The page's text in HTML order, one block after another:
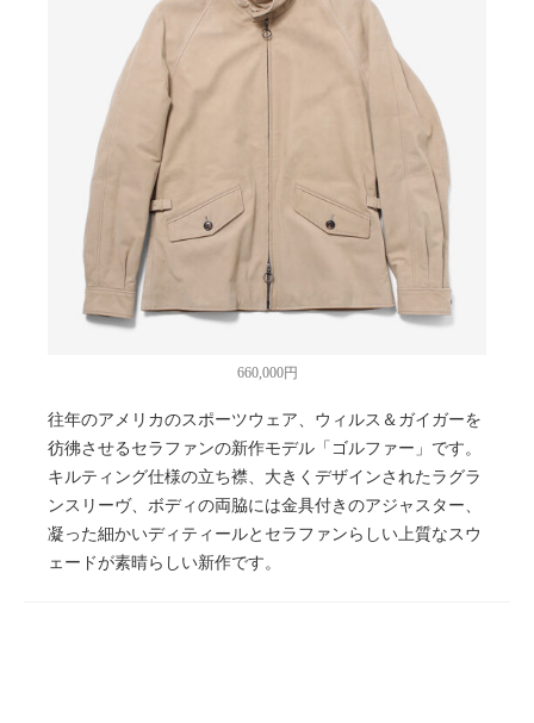
660,000円
往年のアメリカのスポーツウェア、ウィルス＆ガイガーを
彷彿させるセラファンの新作モデル「ゴルファー」です。
キルティング仕様の立ち襟、大きくデザインされたラグラ
ンスリーヴ、ボディの両脇には金具付きのアジャスター、
凝った細かいディティールとセラファンらしい上質なスウ
ェードが素晴らしい新作です。